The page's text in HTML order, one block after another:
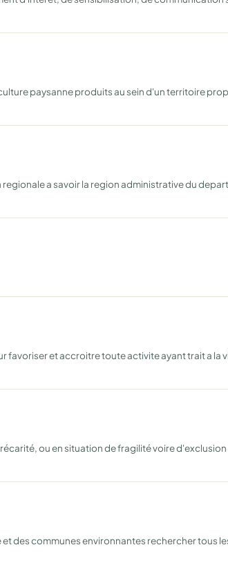
paysanne produits au sein d'un territoire
a savoir la region administrative du
favoriser et accroitre toute activite ayant trait a la
ou en situation de fragilité voire
des communes environnantes rechercher tous